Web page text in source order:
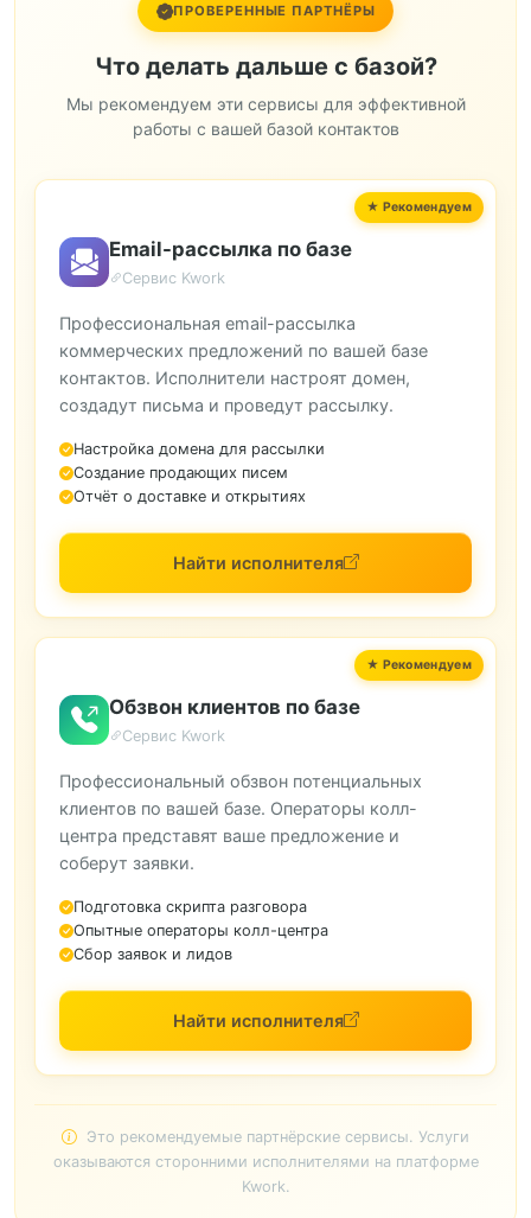
ПРОВЕРЕННЫЕ ПАРТНЁРЫ
Что делать дальше с базой?
Мы рекомендуем эти сервисы для эффективной
работы с вашей базой контактов
Email-рассылка по базе
Сервис Kwork
Профессиональная email-рассылка
коммерческих предложений по вашей базе
контактов. Исполнители настроят домен,
создадут письма и проведут рассылку.
Настройка домена для рассылки
Создание продающих писем
Отчёт о доставке и открытиях
Найти исполнителя
Обзвон клиентов по базе
Сервис Kwork
Профессиональный обзвон потенциальных
клиентов по вашей базе. Операторы колл-
центра представят ваше предложение и
соберут заявки.
Подготовка скрипта разговора
Опытные операторы колл-центра
Сбор заявок и лидов
Найти исполнителя
Это рекомендуемые партнёрские сервисы. Услуги
оказываются сторонними исполнителями на платформе
Kwork.